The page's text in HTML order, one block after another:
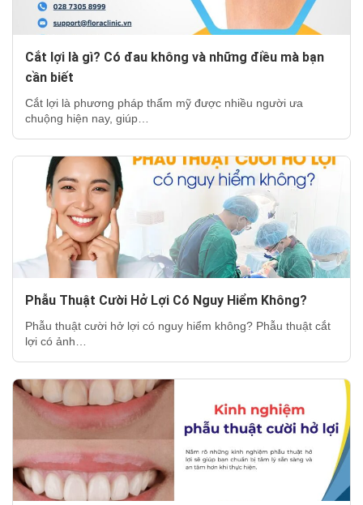
Cắt lợi là gì? Có đau không và những điều mà bạn
cần biết
Cắt lợi là phương pháp thẩm mỹ được nhiều người ưa
chuộng hiện nay, giúp…
Phẫu Thuật Cười Hở Lợi Có Nguy Hiểm Không?
Phẫu thuật cười hở lợi có nguy hiểm không? Phẫu thuật cắt
lợi có ảnh…